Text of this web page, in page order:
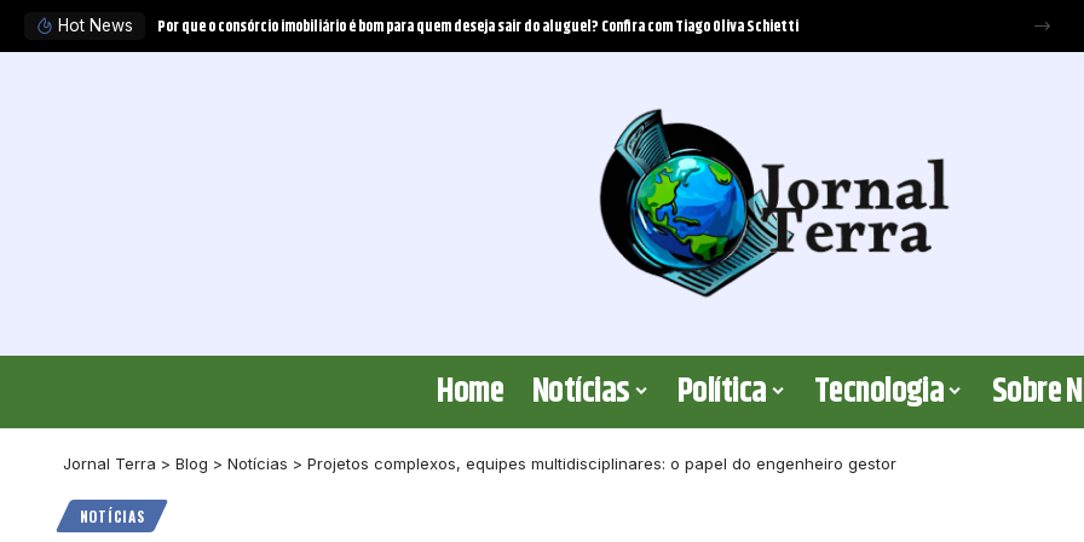
Hot News Tratamento experimental pode obrigar o plano de saúde a oferecer cobertura? Elton Fernandes analisa os critérios jurídicos envolvidos
Home Notícias Política Tecnologia Sobre
Jornal Terra > Blog > Notícias > Projetos complexos, equipes multidisciplinares: o papel do engenheiro gestor
NOTÍCIAS